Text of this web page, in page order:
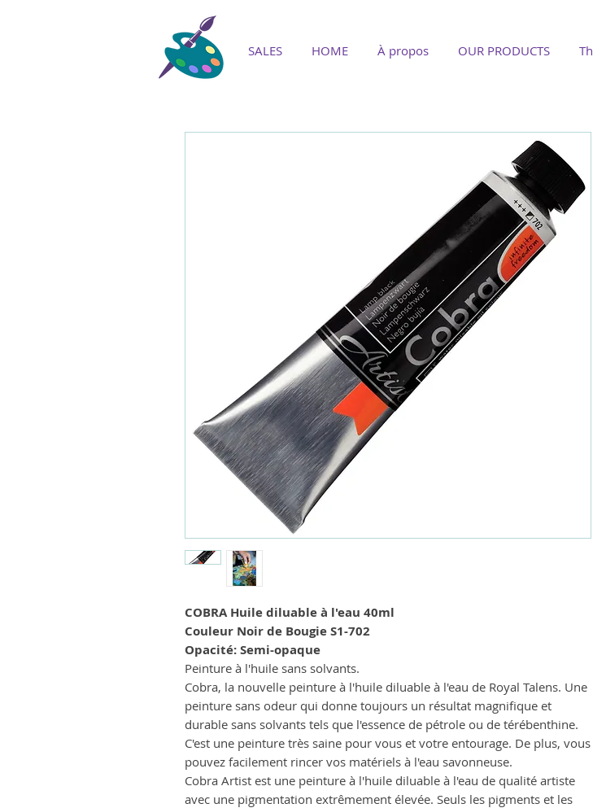
SALES HOME À propos OUR PRODUCTS
COBRA Huile diluable à l'eau 40ml
Couleur Noir de Bougie S1-702
Opacité: Semi-opaque
Peinture à l'huile sans solvants.
Cobra, la nouvelle peinture à l'huile diluable à l'eau de Royal Talens. Une
peinture sans odeur qui donne toujours un résultat magnifique et
durable sans solvants tels que l'essence de pétrole ou de térébenthine.
C'est une peinture très saine pour vous et votre entourage. De plus, vous
pouvez facilement rincer vos matériels à l'eau savonneuse.
Cobra Artist est une peinture à l'huile diluable à l'eau de qualité artiste
avec une pigmentation extrêmement élevée. Seuls les pigments et les